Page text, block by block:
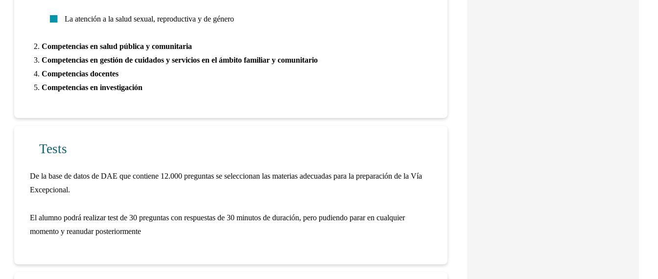
La atención a la salud sexual, reproductiva y de género
Competencias en salud pública y comunitaria
Competencias en gestión de cuidados y servicios en el ámbito familiar y comunitario
Competencias docentes
Competencias en investigación
Tests
De la base de datos de DAE que contiene 12.000 preguntas se seleccionan las materias adecuadas para la preparación de la Vía
Excepcional.
El alumno podrá realizar test de 30 preguntas con respuestas de 30 minutos de duración, pero pudiendo parar en cualquier
momento y reanudar posteriormente